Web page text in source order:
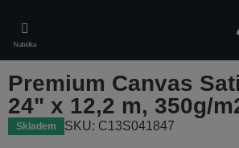
main
content
Nabídka
Premium Canvas
24" x 12,2 m, 350g/
Skladem SKU: C13S041847